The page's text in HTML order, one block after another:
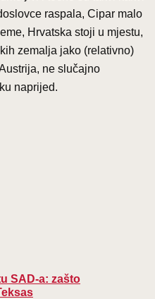
raspala, Cipar malo
Hrvatska stoji u mjestu,
zemalja jako (relativno)
ne slučajno
naprijed.
SAD-a: zašto